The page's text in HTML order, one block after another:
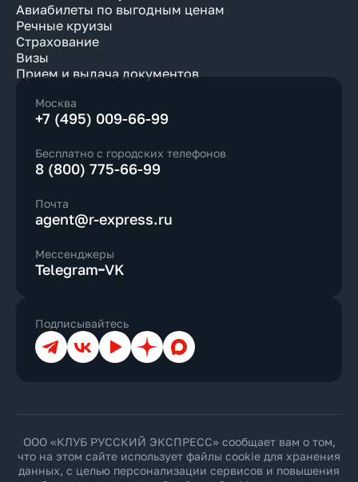
Авиабилеты по выгодным ценам
Речные круизы
Страхование
Визы
Прием и выдача документов
Москва
+7 (495) 009-66-99
Бесплатно с городских телефонов
8 (800) 775-66-99
Почта
agent@r-express.ru
Мессенджеры
Telegram VK
Подписывайтесь
ТелеграмВКонтакте
YouTubeДзен Max
ООО «КЛУБ РУССКИЙ ЭКСПРЕСС» сообщает вам о том,
что на этом сайте использует файлы cookie для хранения
данных, с целью персонализации сервисов и повышения